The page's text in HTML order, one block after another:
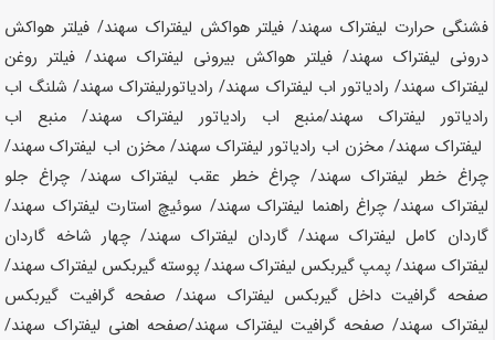
فشنگی حرارت لیفتراک سهند/ فیلتر هواکش لیفتراک سهند/ فیلتر هواکش
درونی لیفتراک سهند/ فیلتر هواکش بیرونی لیفتراک سهند/ فیلتر روغن
لیفتراک سهند/ رادیاتور اب لیفتراک سهند/ رادیاتورلیفتراکسهند/ شلنگ اب
رادیاتور لیفتراک سهند/منبع اب رادیاتور لیفتراکسهند/ منبع اب
لیفتراکسهند/ مخزن اب رادیاتور لیفتراک سهند/ مخزن اب لیفتراکسهند/
چراغ خطر لیفتراکسهند/ چراغ خطر عقب لیفتراکسهند/ چراغ جلو
لیفتراک سهند/ چراغ راهنما لیفتراکسهند/ سوئیچ استارت لیفتراک سهند/
گاردان کامل لیفتراکسهند/ گاردان لیفتراک سهند/ چهار شاخه گاردان
لیفتراک سهند/ پمپ گیربکس لیفتراکسهند/ پوسته گیربکس لیفتراک سهند/
صفحه گرافیت داخل گیربکس لیفتراک سهند/ صفحه گرافیت گیربکس
لیفتراک سهند/ صفحه گرافیت لیفتراک سهند/صفحه اهنی لیفتراک سهند/